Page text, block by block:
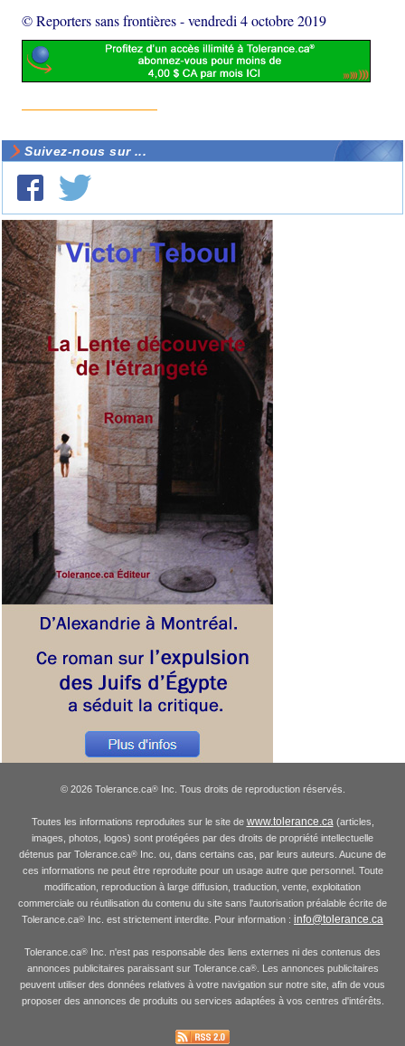
© Reporters sans frontières-vendredi 4 octobre 2019
Suivez-nous sur ...
© 2026 Tolerance.ca®Inc. Tous droits de reproduction réservés.
Toutes les informations reproduites sur le site de www.tolerance.ca(articles,
images, photos, logos) sont protégées par des droits de propriété intellectuelle
détenus par Tolerance.ca® Inc. ou, dans certains cas, par leurs auteurs. Aucune de
ces informations ne peut être reproduite pour un usage autre que personnel. Toute
modification, reproduction à large diffusion, traduction, vente, exploitation
commerciale ou réutilisation du contenu du site sans l'autorisation préalable écrite de
Tolerance.ca® Inc. est strictement interdite. Pour information : info@tolerance.ca
Tolerance.ca® Inc. n'est pas responsable des liens externes ni des contenus des
annonces publicitaires paraissant sur Tolerance.ca®. Les annonces publicitaires
peuvent utiliser des données relatives à votre navigation sur notre site, afin de vous
proposer des annonces de produits ou services adaptées à vos centres d'intérêts.